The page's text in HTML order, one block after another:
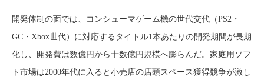
開発体制の面では、コンシューマゲーム機の世代交代（PS2・
GC・Xbox世代）に対応するタイトル1本あたりの開発期間が長期
化し、開発費は数億円から十数億円規模へ膨らんだ。家庭用ソフ
ト市場は2000年代に入ると小売店の店頭スペース獲得競争が激し